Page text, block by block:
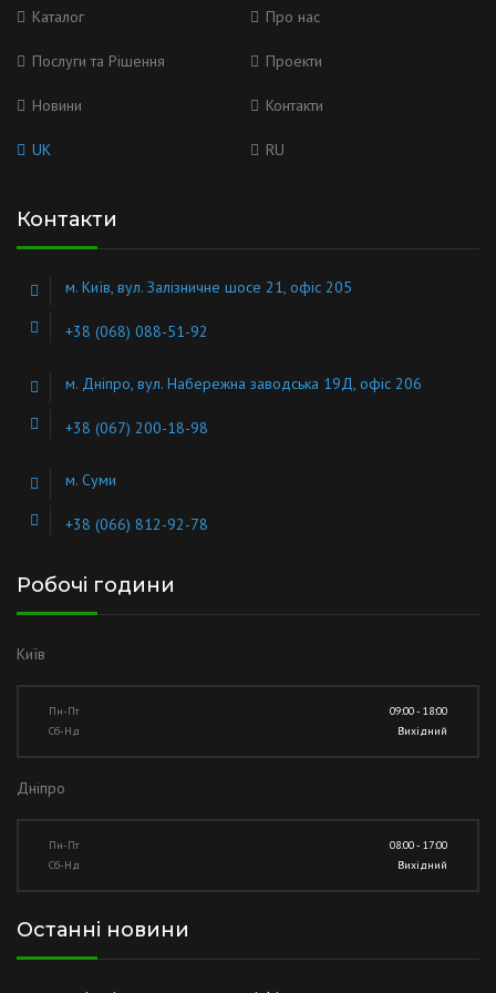
Каталог Про нас
Послуги та Рішення Проекти
Новини Контакти
UK RU
Контакти
м. Київ, вул. Залізничне шосе 21, офіс 205
+38 (068) 088-51-92
м. Дніпро, вул. Набережна заводська 19Д, офіс 206
+38 (067) 200-18-98
м. Суми
+38 (066) 812-92-78
Робочі години
Київ
Пн-Пт
09:00 - 18:00
Сб-Нд
Вихідний
Дніпро
Пн-Пт
08:00 - 17:00
Сб-Нд
Вихідний
Останні новини